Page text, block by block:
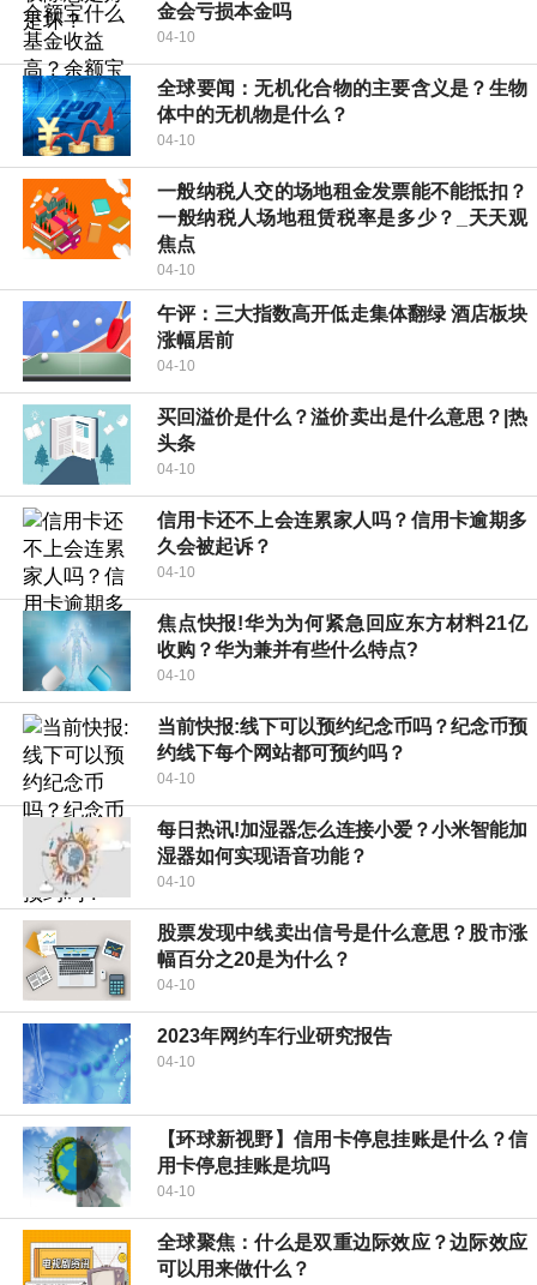
金会亏损本金吗
04-10
全球要闻：无机化合物的主要含义是？生物
体中的无机物是什么？
04-10
一般纳税人交的场地租金发票能不能抵扣？
一般纳税人场地租赁税率是多少？_天天观
焦点
04-10
午评：三大指数高开低走集体翻绿 酒店板块
涨幅居前
04-10
买回溢价是什么？溢价卖出是什么意思？|热
头条
04-10
信用卡还不上会连累家人吗？信用卡逾期多
久会被起诉？
04-10
焦点快报!华为为何紧急回应东方材料21亿
收购？华为兼并有些什么特点?
04-10
当前快报:线下可以预约纪念币吗？纪念币预
约线下每个网站都可预约吗？
04-10
每日热讯!加湿器怎么连接小爱？小米智能加
湿器如何实现语音功能？
04-10
股票发现中线卖出信号是什么意思？股市涨
幅百分之20是为什么？
04-10
2023年网约车行业研究报告
04-10
【环球新视野】信用卡停息挂账是什么？信
用卡停息挂账是坑吗
04-10
全球聚焦：什么是双重边际效应？边际效应
可以用来做什么？